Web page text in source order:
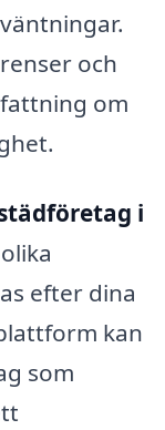
och
om
i
efter dina
kan
som